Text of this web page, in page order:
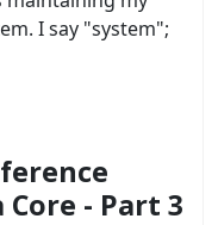
I say "system";
- Part 3